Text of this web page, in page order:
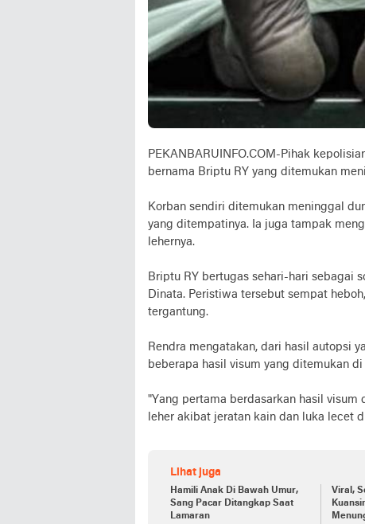
PEKANBARUINFO.COM-Pihak
bernama Briptu RY yang ditemukan
Korban sendiri ditemukan meninggal
yang ditempatinya. Ia juga tampak
lehernya.
Briptu RY bertugas sehari-hari sebagai
Dinata. Peristiwa tersebut sempat
tergantung.
Rendra mengatakan, dari hasil autopsi
beberapa hasil visum yang ditemukan di
"Yang pertama berdasarkan hasil
leher akibat jeratan kain dan luka lecet
Lihat juga
Hamili Anak Di Bawah Umur,
Sang Pacar Ditangkap Saat
Lamaran
Viral,